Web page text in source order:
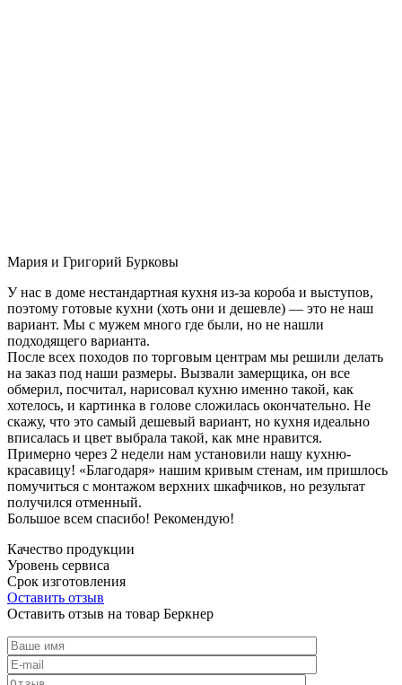
Мария и Григорий Бурковы
У нас в доме нестандартная кухня из-за короба и выступов,
поэтому готовые кухни (хоть они и дешевле) — это не наш
вариант. Мы с мужем много где были, но не нашли
подходящего варианта.
После всех походов по торговым центрам мы решили делать
на заказ под наши размеры. Вызвали замерщика, он все
обмерил, посчитал, нарисовал кухню именно такой, как
хотелось, и картинка в голове сложилась окончательно. Не
скажу, что это самый дешевый вариант, но кухня идеально
вписалась и цвет выбрала такой, как мне нравится.
Примерно через 2 недели нам установили нашу кухню-
красавицу! «Благодаря» нашим кривым стенам, им пришлось
помучиться с монтажом верхних шкафчиков, но результат
получился отменный.
Большое всем спасибо! Рекомендую!
Качество продукции
Уровень сервиса
Срок изготовления
Оставить отзыв
Оставить отзыв на товар Беркнер